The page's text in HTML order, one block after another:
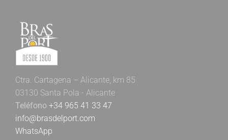
Ctra. Cartagena – Alicante, km 85
03130 Santa Pola - Alicante
Teléfono +34 965 41 33 47
info@brasdelport.com
WhatsApp